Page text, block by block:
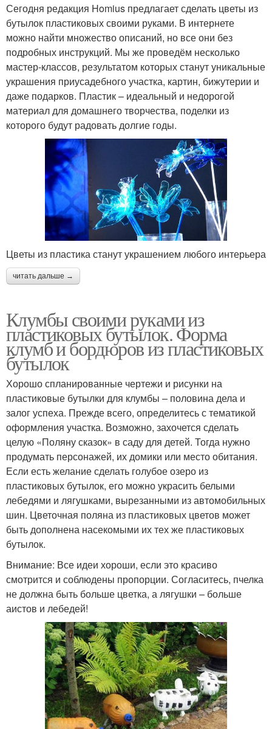
Сегодня редакция Homius предлагает сделать цветы из
бутылок пластиковых своими руками. В интернете
можно найти множество описаний, но все они без
подробных инструкций. Мы же проведём несколько
мастер-классов, результатом которых станут уникальные
украшения приусадебного участка, картин, бижутерии и
даже подарков. Пластик – идеальный и недорогой
материал для домашнего творчества, поделки из
которого будут радовать долгие годы.
Цветы из пластика станут украшением любого интерьера
читать дальше →
Клумбы своими руками из
пластиковых бутылок. Форма
клумб и бордюров из пластиковых
бутылок
Хорошо спланированные чертежи и рисунки на
пластиковые бутылки для клумбы – половина дела и
залог успеха. Прежде всего, определитесь с тематикой
оформления участка. Возможно, захочется сделать
целую «Поляну сказок» в саду для детей. Тогда нужно
продумать персонажей, их домики или место обитания.
Если есть желание сделать голубое озеро из
пластиковых бутылок, его можно украсить белыми
лебедями и лягушками, вырезанными из автомобильных
шин. Цветочная поляна из пластиковых цветов может
быть дополнена насекомыми их тех же пластиковых
бутылок.
Внимание: Все идеи хороши, если это красиво
смотрится и соблюдены пропорции. Согласитесь, пчелка
не должна быть больше цветка, а лягушки – больше
аистов и лебедей!